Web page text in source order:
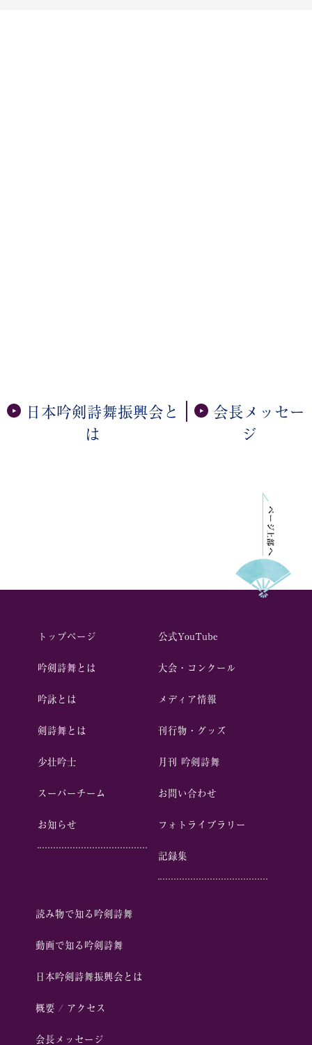
日本吟剣詩舞振興会と
は
会⻑メッセー
ジ
トップページ
吟剣詩舞とは
吟詠とは
剣詩舞とは
少壮吟⼠
スーパーチーム
お知らせ
公式YouTube
⼤会・コンクール
メディア情報
刊行物・グッズ
⽉刊 吟剣詩舞
お問い合わせ
フォトライブラリー
記録集
読み物で知る吟剣詩舞
動画で知る吟剣詩舞
⽇本吟剣詩舞振興会とは
概要 / アクセス
会⻑メッセージ